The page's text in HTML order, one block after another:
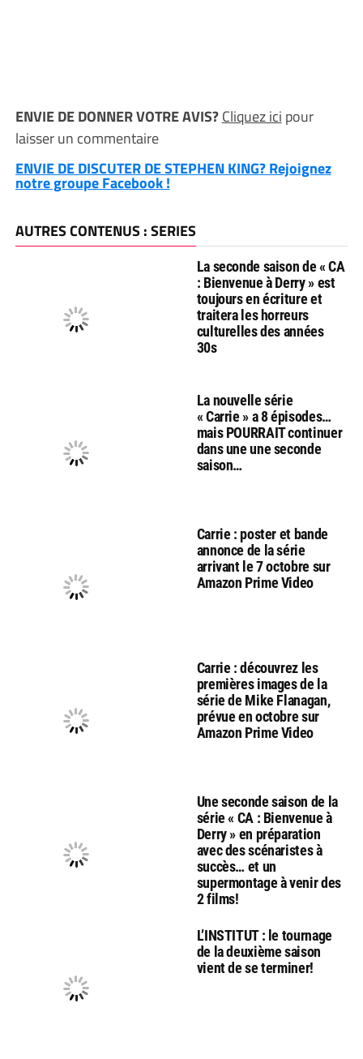
ENVIE DE DONNER VOTRE AVIS?Cliquez ici pour
laisser un commentaire
ENVIE DE DISCUTER DE STEPHEN KING? Rejoignez
notre groupe Facebook !
AUTRES CONTENUS : SERIES
La seconde saison de « CA
: Bienvenue à Derry » est
toujours en écriture et
traitera les horreurs
culturelles des années
30s
La nouvelle série
« Carrie » a 8 épisodes…
mais POURRAIT continuer
dans une une seconde
saison…
Carrie : poster et bande
annonce de la série
arrivant le 7 octobre sur
Amazon Prime Video
Carrie : découvrez les
premières images de la
série de Mike Flanagan,
prévue en octobre sur
Amazon Prime Video
Une seconde saison de la
série « CA : Bienvenue à
Derry » en préparation
avec des scénaristes à
succès… et un
supermontage à venir des
2 films!
L’INSTITUT : le tournage
de la deuxième saison
vient de se terminer!